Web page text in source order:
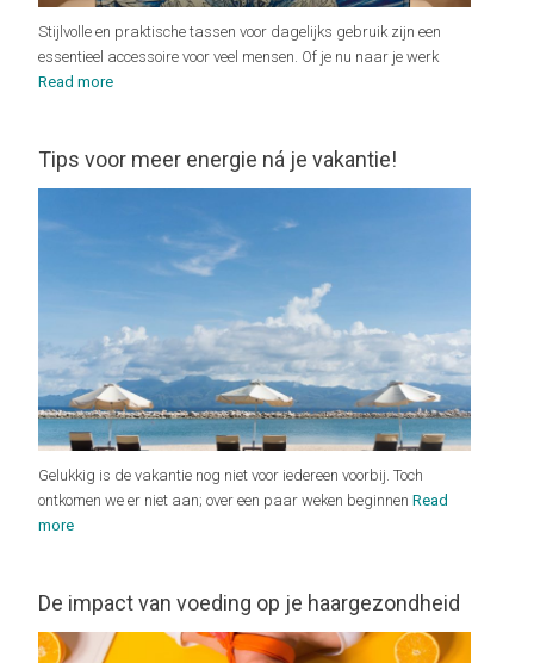
Stijlvolle en praktische tassen voor dagelijks gebruik zijn een
essentieel accessoire voor veel mensen. Of je nu naar je werk
Read more
Tips voor meer energie ná je vakantie!
Gelukkig is de vakantie nog niet voor iedereen voorbij. Toch
ontkomen we er niet aan; over een paar weken beginnenRead
more
De impact van voeding op je haargezondheid